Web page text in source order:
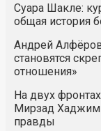
Суара Шакле:
общая история
Андрей
становятся
отношения»
На двух
Мирзад Хаджим
правды